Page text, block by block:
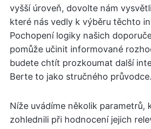
vyšší úroveň, dovolte nám
které nás vedly k výběru těchto
Pochopení logiky našich
pomůže učinit informované
budete chtít prozkoumat další
Berte to jako stručného průvodce.
Níže uvádíme několik parametrů,
zohlednili při hodnocení jejich